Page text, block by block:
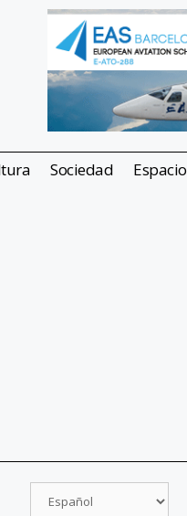
Sociedad Espacio